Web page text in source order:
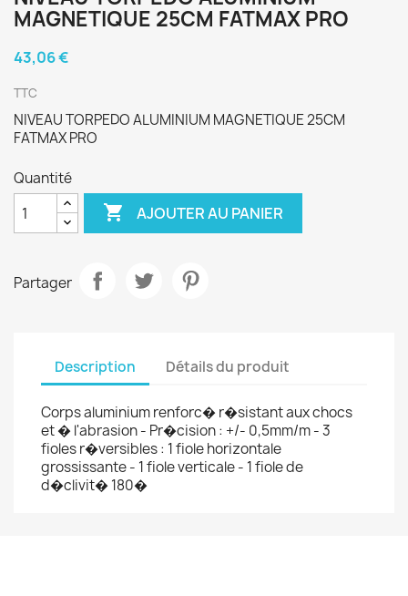
MAGNETIQUE 25CM FATMAX PRO
43,06 €
TTC
NIVEAU TORPEDO ALUMINIUM MAGNETIQUE 25CM
FATMAX PRO
Quantité
 AJOUTER AU PANIER
Partager
Description Détails du produit
Corps aluminium renforc� r�sistant aux chocs
et � l'abrasion - Pr�cision : +/- 0,5mm/m - 3
fioles r�versibles : 1 fiole horizontale
grossissante - 1 fiole verticale - 1 fiole de
d�clivit� 180�